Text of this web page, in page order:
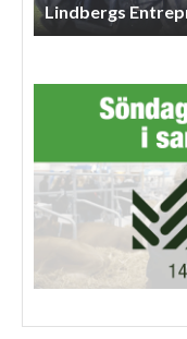
Lindbergs